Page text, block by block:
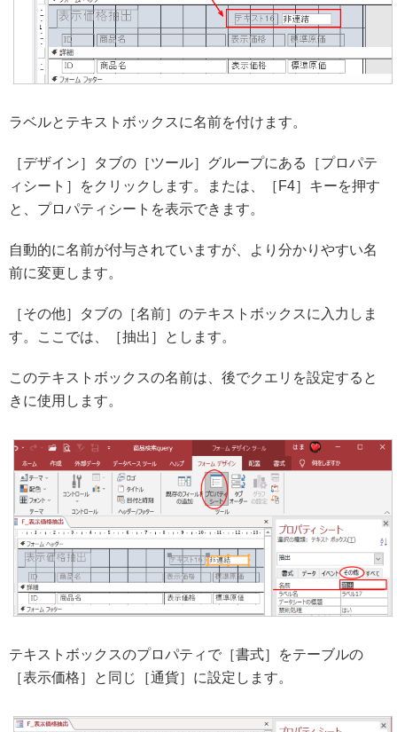
ラベルとテキストボックスに名前を付けます。
［デザイン］タブの［ツール］グループにある［プロパテ
ィシート］をクリックします。または、［F4］キーを押す
と、プロパティシートを表示できます。
自動的に名前が付与されていますが、より分かりやすい名
前に変更します。
［その他］タブの［名前］のテキストボックスに入力しま
す。ここでは、［抽出］とします。
このテキストボックスの名前は、後でクエリを設定すると
きに使用します。
テキストボックスのプロパティで［書式］をテーブルの
［表示価格］と同じ［通貨］に設定します。